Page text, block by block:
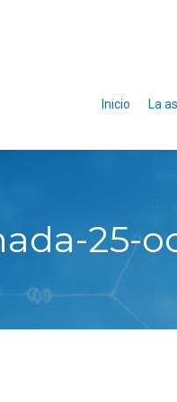
Inicio La
25-